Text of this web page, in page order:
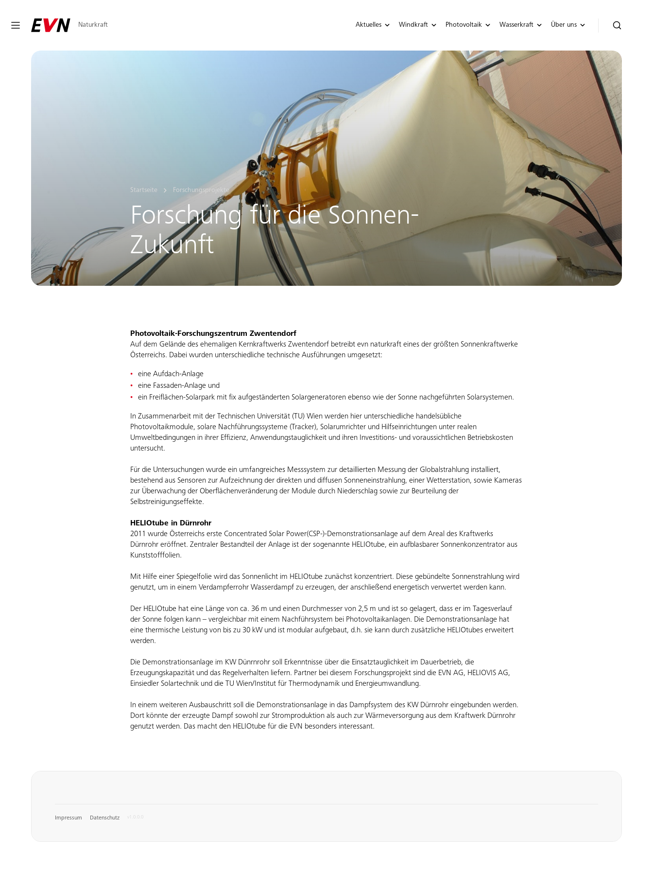
Naturkraft Aktuelles Windkraft Photovoltaik Wasserkraft Über uns
Startseite Forschungsprojekte
Forschung für die Sonnen-
Zukunft
Photovoltaik-Forschungszentrum Zwentendorf
Auf dem Gelände des ehemaligen Kernkraftwerks Zwentendorf betreibt evn naturkraft eines der größten Sonnenkraftwerke
Österreichs. Dabei wurden unterschiedliche technische Ausführungen umgesetzt:
eine Aufdach-Anlage
eine Fassaden-Anlage und
ein Freiflächen-Solarpark mit fix aufgeständerten Solargeneratoren ebenso wie der Sonne nachgeführten Solarsystemen.
In Zusammenarbeit mit der Technischen Universität (TU) Wien werden hier unterschiedliche handelsübliche
Photovoltaikmodule, solare Nachführungssysteme (Tracker), Solarumrichter und Hilfseinrichtungen unter realen
Umweltbedingungen in ihrer Effizienz, Anwendungstauglichkeit und ihren Investitions- und voraussichtlichen Betriebskosten
untersucht.
Für die Untersuchungen wurde ein umfangreiches Messsystem zur detaillierten Messung der Globalstrahlung installiert,
bestehend aus Sensoren zur Aufzeichnung der direkten und diffusen Sonneneinstrahlung, einer Wetterstation, sowie Kameras
zur Überwachung der Oberflächenveränderung der Module durch Niederschlag sowie zur Beurteilung der
Selbstreinigungseffekte.
HELIOtube in Dürnrohr
2011 wurde Österreichs erste Concentrated Solar Power(CSP-)-Demonstrationsanlage auf dem Areal des Kraftwerks
Dürnrohr eröffnet. Zentraler Bestandteil der Anlage ist der sogenannte HELIOtube, ein aufblasbarer Sonnenkonzentrator aus
Kunststofffolien.
Mit Hilfe einer Spiegelfolie wird das Sonnenlicht im HELIOtube zunächst konzentriert. Diese gebündelte Sonnenstrahlung wird
genutzt, um in einem Verdampferrohr Wasserdampf zu erzeugen, der anschließend energetisch verwertet werden kann.
Der HELIOtube hat eine Länge von ca. 36 m und einen Durchmesser von 2,5 m und ist so gelagert, dass er im Tagesverlauf
der Sonne folgen kann – vergleichbar mit einem Nachführsystem bei Photovoltaikanlagen. Die Demonstrationsanlage hat
eine thermische Leistung von bis zu 30 kW und ist modular aufgebaut, d.h. sie kann durch zusätzliche HELIOtubes erweitert
werden.
Die Demonstrationsanlage im KW Dünrnrohr soll Erkenntnisse über die Einsatztauglichkeit im Dauerbetrieb, die
Erzeugungskapazität und das Regelverhalten liefern. Partner bei diesem Forschungsprojekt sind die EVN AG, HELIOVIS AG,
Einsiedler Solartechnik und die TU Wien/Institut für Thermodynamik und Energieumwandlung.
In einem weiteren Ausbauschritt soll die Demonstrationsanlage in das Dampfsystem des KW Dürnrohr eingebunden werden.
Dort könnte der erzeugte Dampf sowohl zur Stromproduktion als auch zur Wärmeversorgung aus dem Kraftwerk Dürnrohr
genutzt werden. Das macht den HELIOtube für die EVN besonders interessant.
Impressum Datenschutz v1.0.0.0